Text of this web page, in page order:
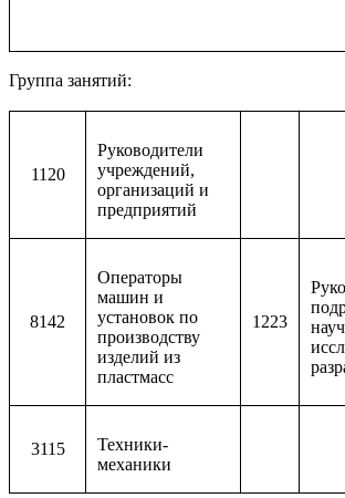
Группа занятий:
1120
Руководители
учреждений,
организаций и
предприятий
8142
Операторы
машин и
установок по
производству
изделий из
пластмасс
1223
3115
Техники-
механики